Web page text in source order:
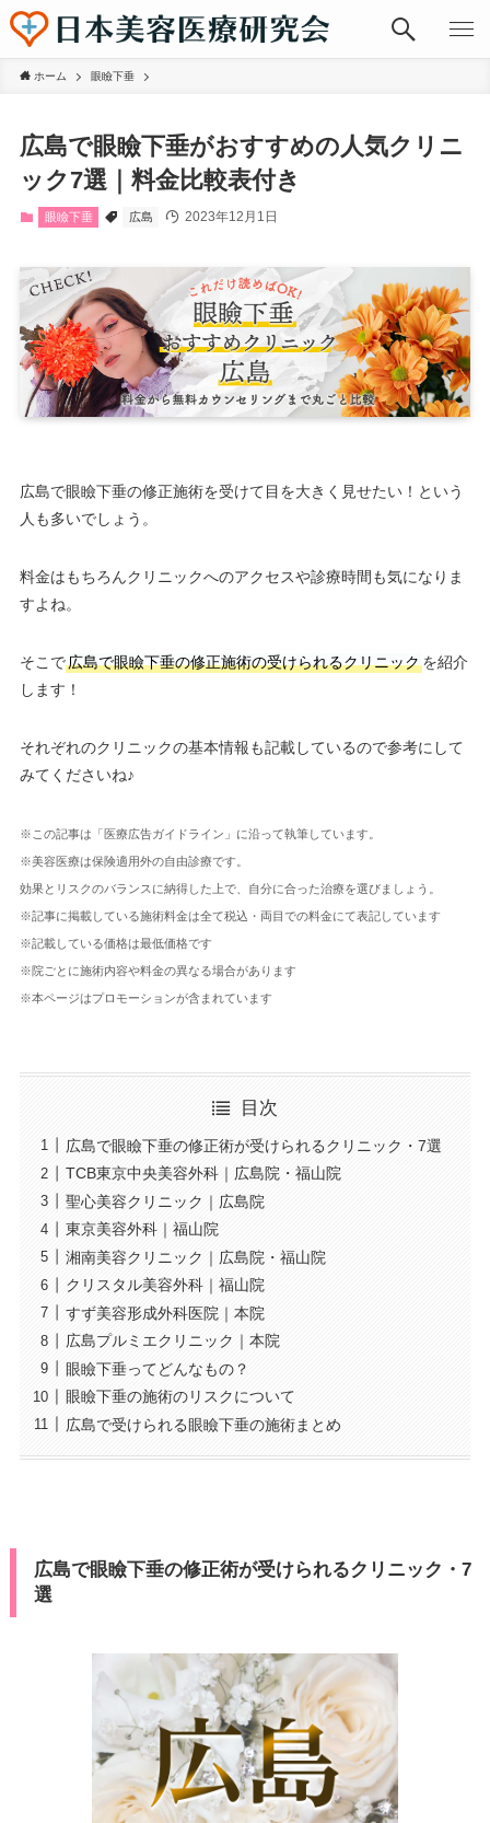
ホーム 眼瞼下垂
広島で眼瞼下垂がおすすめの人気クリニ
ック7選｜料金比較表付き
眼瞼下垂 広島 2023年12月1日
広島で眼瞼下垂の修正施術を受けて目を大きく見せたい！という
人も多いでしょう。
料金はもちろんクリニックへのアクセスや診療時間も気になりま
すよね。
そこで広島で眼瞼下垂の修正施術の受けられるクリニックを紹介
します！
それぞれのクリニックの基本情報も記載しているので参考にして
みてくださいね♪
※この記事は「医療広告ガイドライン」に沿って執筆しています。
※美容医療は保険適用外の自由診療です。
効果とリスクのバランスに納得した上で、自分に合った治療を選びましょう。
※記事に掲載している施術料金は全て税込・両目での料金にて表記しています
※記載している価格は最低価格です
※院ごとに施術内容や料金の異なる場合があります
※本ページはプロモーションが含まれています
目次
広島で眼瞼下垂の修正術が受けられるクリニック・7選
TCB東京中央美容外科｜広島院・福山院
聖心美容クリニック｜広島院
東京美容外科｜福山院
湘南美容クリニック｜広島院・福山院
クリスタル美容外科｜福山院
すず美容形成外科医院｜本院
広島プルミエクリニック｜本院
眼瞼下垂ってどんなもの？
眼瞼下垂の施術のリスクについて
広島で受けられる眼瞼下垂の施術まとめ
広島で眼瞼下垂の修正術が受けられるクリニック・7
選